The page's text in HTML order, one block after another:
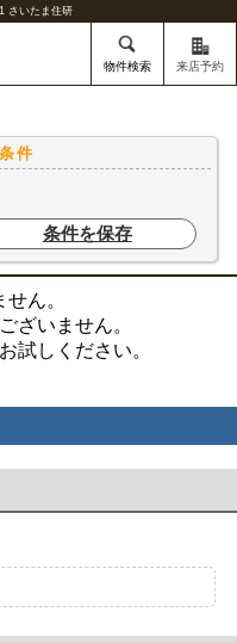
さいたま住研
物件検索 来店予約
件
条件を保存
ん。
ざいません。
試しください。